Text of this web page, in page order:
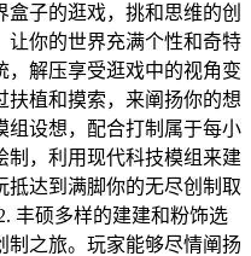
子的逛戏，挑和思维的创
让你的世界充满个性和奇特
，解压享受逛戏中的视角变
扶植和摸索，来阐扬你的想
组设想，配合打制属于每小
制，利用现代科技模组来建
抵达到满脚你的无尽创制取
丰硕多样的建建和粉饰选
制之旅。玩家能够尽情阐扬